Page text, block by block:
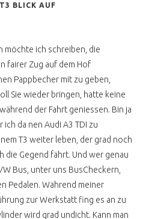
BLICK AUF
möchte ich schreiben, die
fairer Zug auf dem Hof
Pappbecher mit zu geben,
Sie wieder bringen, hatte keine
der Fahrt geniessen. Bin ja
ich da nen Audi A3 TDI zu
T3 weiter leben, der grad noch
die Gegend fährt. Und wer genau
Bus, unter uns BusCheckern,
Pedalen. Während meiner
zur Werkstatt fing es an zu
wird grad undicht. Kann man